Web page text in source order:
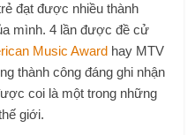
đạt được nhiều thành
mình. 4 lần được đề cử
Music Award hay MTV
thành công đáng ghi nhận
coi là một trong những
giới.